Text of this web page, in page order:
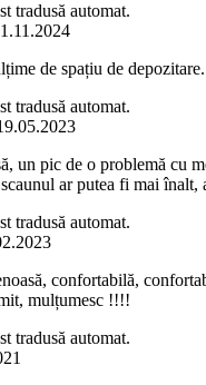
tradusă automat.
de spațiu de depozitare.
tradusă automat.
un pic de o problemă cu
ar putea fi mai înalt,
tradusă automat.
confortabilă,
mulțumesc !!!!
tradusă automat.